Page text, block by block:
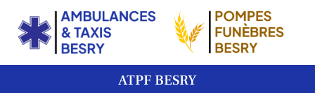
ATPF BESRY